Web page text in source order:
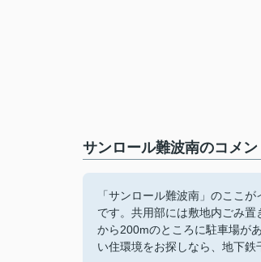
サンロール難波南のコメ
「サンロール難波南」のここ
です。共用部には敷地内ごみ
から200mのところに駐車場が
い住環境をお探しなら、地下鉄